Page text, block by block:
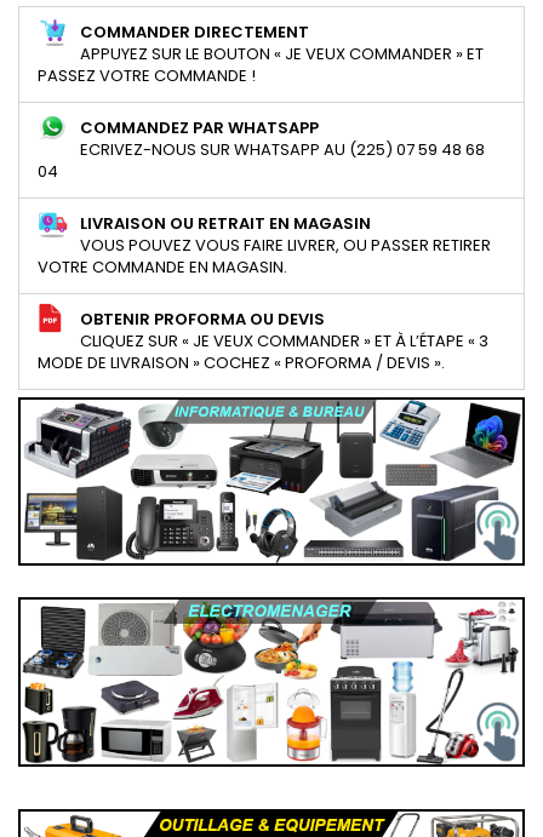
COMMANDER DIRECTEMENT
APPUYEZ SUR LE BOUTON « JE VEUX COMMANDER » ET
PASSEZ VOTRE COMMANDE !
COMMANDEZ PAR WHATSAPP
ECRIVEZ-NOUS SUR WHATSAPP AU (225) 07 59 48 68
04
LIVRAISON OU RETRAIT EN MAGASIN
VOUS POUVEZ VOUS FAIRE LIVRER, OU PASSER RETIRER
VOTRE COMMANDE EN MAGASIN.
OBTENIR PROFORMA OU DEVIS
CLIQUEZ SUR « JE VEUX COMMANDER » ET À L’ÉTAPE « 3
MODE DE LIVRAISON » COCHEZ « PROFORMA / DEVIS ».